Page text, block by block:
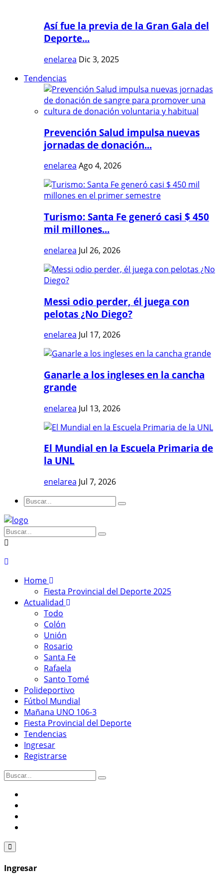
Así fue la previa de la Gran Gala del
Deporte...
enelarea Dic 3, 2025
Tendencias
Prevención Salud impulsa nuevas
jornadas de donación...
enelarea Ago 4, 2026
Turismo: Santa Fe generó casi $ 450
mil millones...
enelarea Jul 26, 2026
Messi odio perder, él juega con
pelotas ¿No Diego?
enelarea Jul 17, 2026
Ganarle a los ingleses en la cancha
grande
enelarea Jul 13, 2026
El Mundial en la Escuela Primaria de
la UNL
enelarea Jul 7, 2026
Home
Fiesta Provincial del Deporte 2025
Actualidad
Todo
Colón
Unión
Rosario
Santa Fe
Rafaela
Santo Tomé
Polideportivo
Fútbol Mundial
Mañana UNO 106-3
Fiesta Provincial del Deporte
Tendencias
Ingresar
Registrarse
Ingresar